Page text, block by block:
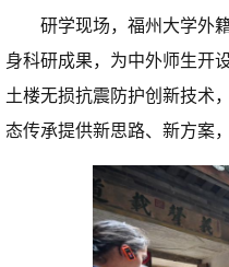
研学现场，福州大学外
身科研成果，为中外师生开
土楼无损抗震防护创新技术
态传承提供新思路、新方案